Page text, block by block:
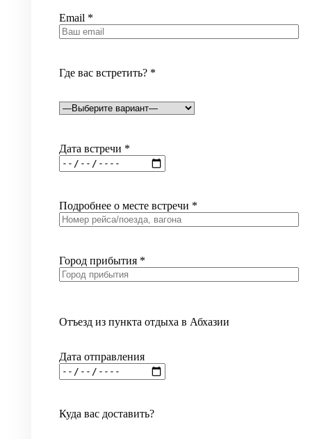
Email *
Где вас встретить? *
Дата встречи *
Подробнее о месте встречи *
Город прибытия *
Отъезд из пункта отдыха в Абхазии
Дата отправления
Куда вас доставить?